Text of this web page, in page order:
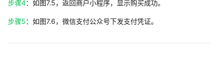
步骤4：如图7.5，返回商户小程序，显示购买成功。
步骤5：如图7.6，微信支付公众号下发支付凭证。